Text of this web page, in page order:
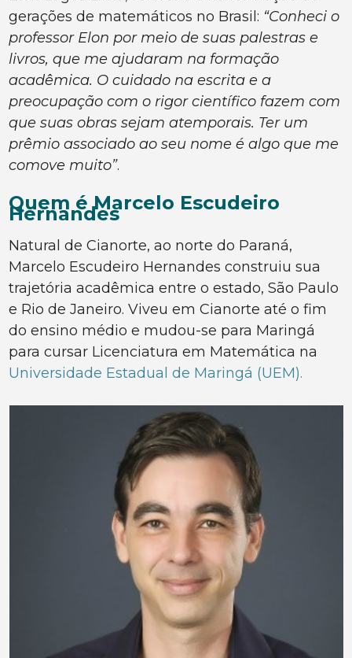
gerações de matemáticos no Brasil: “Conheci o
professor Elon por meio de suas palestras e
livros, que me ajudaram na formação
acadêmica. O cuidado na escrita e a
preocupação com o rigor científico fazem com
que suas obras sejam atemporais. Ter um
prêmio associado ao seu nome é algo que me
comove muito”.
Quem é Marcelo Escudeiro
Hernandes
Natural de Cianorte, ao norte do Paraná,
Marcelo Escudeiro Hernandes construiu sua
trajetória acadêmica entre o estado, São Paulo
e Rio de Janeiro. Viveu em Cianorte até o fim
do ensino médio e mudou-se para Maringá
para cursar Licenciatura em Matemática na
Universidade Estadual de Maringá (UEM).